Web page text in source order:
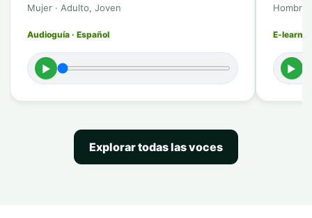
Mujer · Adulto, Joven
Audioguía · Español
►
Hombre
E-
►
Explorar todas las voces